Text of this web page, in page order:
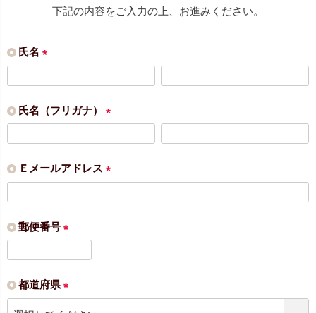
下記の内容をご入力の上、お進みください。
氏名
必
氏名（フリガナ）
必
Ｅメールアドレス
必
郵便番号
必
都道府県